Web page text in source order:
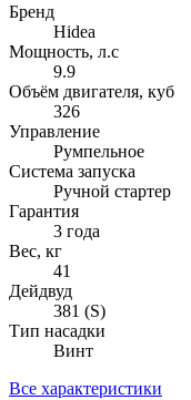
Бренд
Hidea
Мощность, л.с
9.9
Объём двигателя, куб
326
Управление
Румпельное
Система запуска
Ручной стартер
Гарантия
3 года
Вес, кг
41
Дейдвуд
381 (S)
Тип насадки
Винт
Все характеристики